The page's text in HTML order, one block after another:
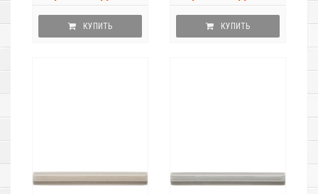
КУПИТЬ КУПИТЬ